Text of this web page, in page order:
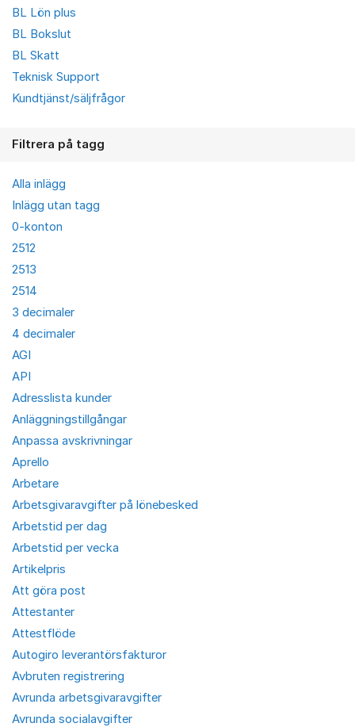
BL Lön plus
BL Bokslut
BL Skatt
Teknisk Support
Kundtjänst/säljfrågor
Filtrera på tagg
Alla inlägg
Inlägg utan tagg
0-konton
2512
2513
2514
3 decimaler
4 decimaler
AGI
API
Adresslista kunder
Anläggningstillgångar
Anpassa avskrivningar
Aprello
Arbetare
Arbetsgivaravgifter på lönebesked
Arbetstid per dag
Arbetstid per vecka
Artikelpris
Att göra post
Attestanter
Attestflöde
Autogiro leverantörsfakturor
Avbruten registrering
Avrunda arbetsgivaravgifter
Avrunda socialavgifter